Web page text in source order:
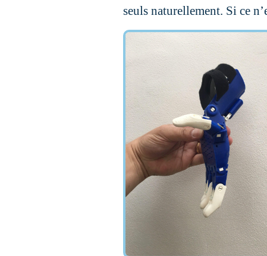
seuls naturellement. Si ce